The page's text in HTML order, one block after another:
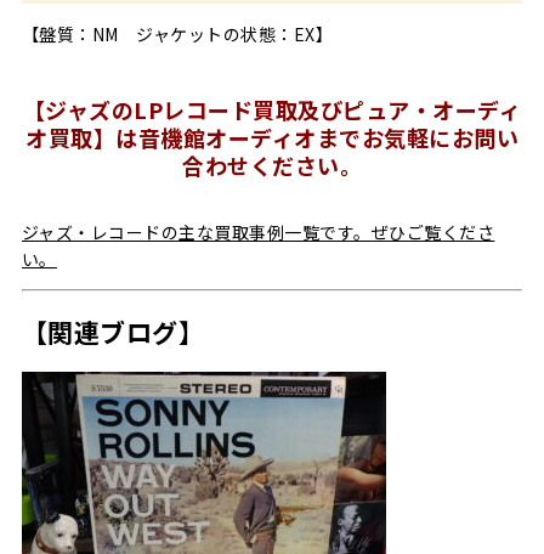
【盤質：NM ジャケットの状態：EX】
【ジャズのLPレコード買取及びピュア・オーディ
オ買取】は音機館オーディオまでお気軽にお問い
合わせください。
ジャズ・レコードの主な買取事例一覧です。ぜひご覧くださ
い。
【関連ブログ】